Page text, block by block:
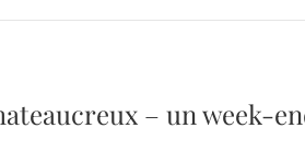
– un week-